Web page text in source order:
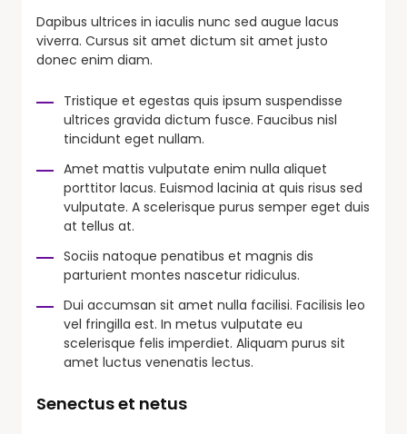
Dapibus ultrices in iaculis nunc sed augue lacus
viverra. Cursus sit amet dictum sit amet justo
donec enim diam.
Tristique et egestas quis ipsum suspendisse
ultrices gravida dictum fusce. Faucibus nisl
tincidunt eget nullam.
Amet mattis vulputate enim nulla aliquet
porttitor lacus. Euismod lacinia at quis risus sed
vulputate. A scelerisque purus semper eget duis
at tellus at.
Sociis natoque penatibus et magnis dis
parturient montes nascetur ridiculus.
Dui accumsan sit amet nulla facilisi. Facilisis leo
vel fringilla est. In metus vulputate eu
scelerisque felis imperdiet. Aliquam purus sit
amet luctus venenatis lectus.
Senectus et netus